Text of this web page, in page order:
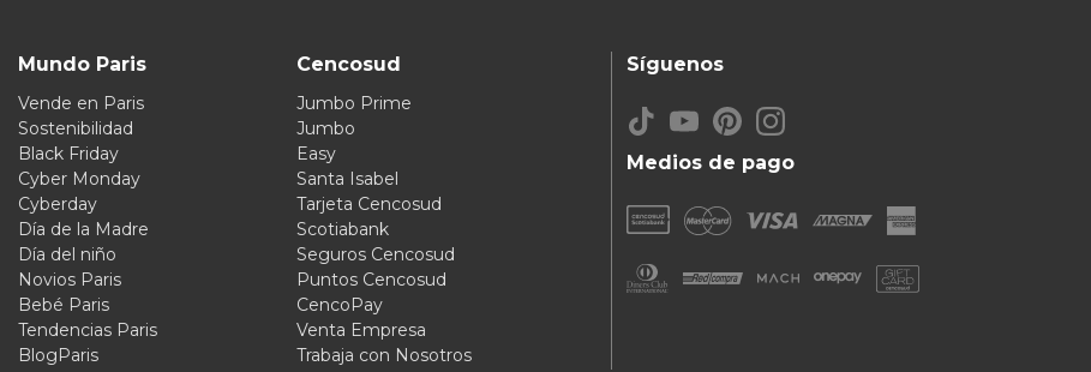
Mundo Paris
Vende en Paris
Sostenibilidad
Black Friday
Cyber Monday
Cyberday
Día de la Madre
Día del niño
Novios Paris
Bebé Paris
Tendencias Paris
BlogParis
Cencosud
Jumbo Prime
Jumbo
Easy
Santa Isabel
Tarjeta Cencosud
Scotiabank
Seguros Cencosud
Puntos Cencosud
CencoPay
Venta Empresa
Trabaja con Nosotros
Medios de pago
Síguenos